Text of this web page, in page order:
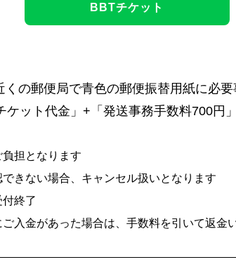
BBTチケット
くの郵便局で青色の郵便振替用紙に必
ケット代金」+「発送事務手数料700円
担となります
きない場合、キャンセル扱いとなります
終了
入金があった場合は、手数料を引いて返金